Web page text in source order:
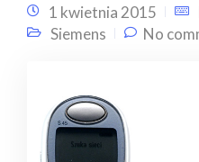
1 kwietnia 2015
Siemens
No